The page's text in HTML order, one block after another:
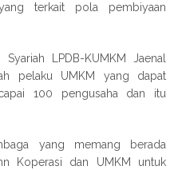
terkait pola pembiyaan
LPDB-KUMKM Jaenal
pelaku UMKM yang dapat
100 pengusaha dan itu
yang memang berada
Koperasi dan UMKM untuk